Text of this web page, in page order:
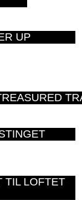
UP
TIL LOFTET